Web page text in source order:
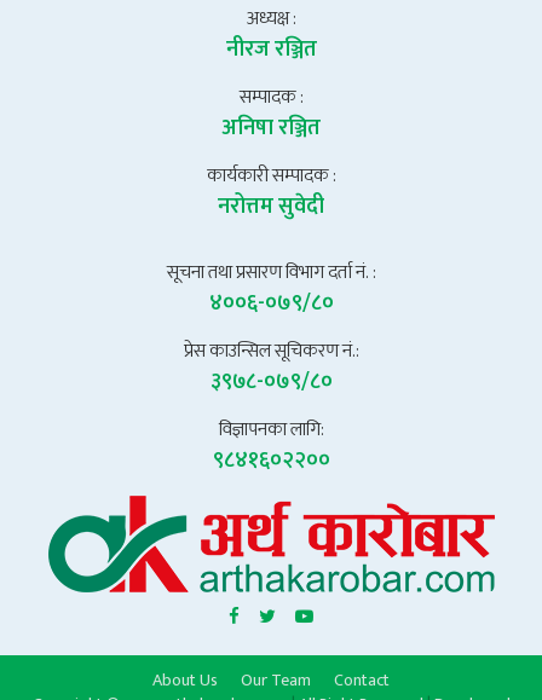
अध्यक्ष :
नीरज रञ्जित
सम्पादक :
अनिषा रञ्जित
कार्यकारी सम्पादक :
नरोत्तम सुवेदी
सूचना तथा प्रसारण विभाग दर्ता नं. :
४००६-०७९/८०
प्रेस काउन्सिल सूचिकरण नं.:
३९७८-०७९/८०
विज्ञापनका लागि:
९८४१६०२२००
About Us Our Team
Contact